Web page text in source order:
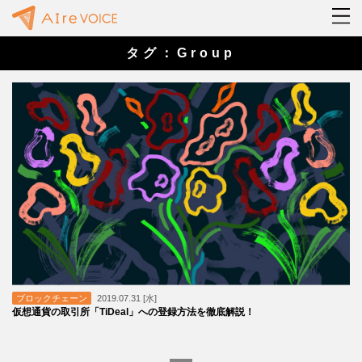
タグ：Group
ブロックチェーン 2019.07.31 [水]
仮想通貨の取引所「TiDeal」への登録方法を徹底解説！